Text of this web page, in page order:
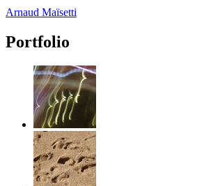
Arnaud Maïsetti
Portfolio